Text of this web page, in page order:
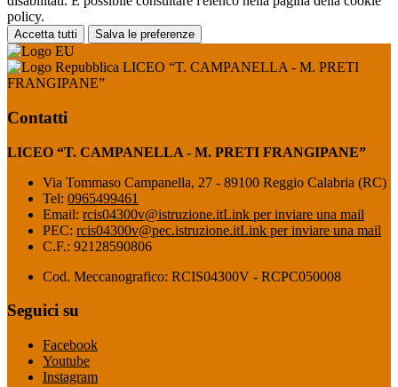
policy.
Accetta tutti Salva le preferenze
LICEO “T. CAMPANELLA - M. PRETI
FRANGIPANE”
Contatti
LICEO “T. CAMPANELLA - M. PRETI FRANGIPANE”
Via Tommaso Campanella, 27 - 89100 Reggio Calabria (RC)
Tel: 0965499461
Email: rcis04300v@istruzione.itLink per inviare una mail
PEC: rcis04300v@pec.istruzione.itLink per inviare una mail
C.F.: 92128590806
Cod. Meccanografico: RCIS04300V - RCPC050008
Seguici su
Facebook
Youtube
Instagram